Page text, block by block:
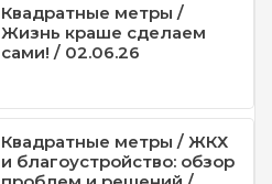
Квадратные метры /
Жизнь краше сделаем
сами! / 02.06.26
Квадратные метры / ЖКХ
и благоустройство: обзор